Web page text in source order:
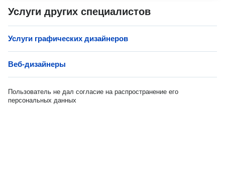
Услуги других специалистов
Услуги графических дизайнеров
Веб-дизайнеры
Пользователь не дал согласие на распространение его
персональных данных